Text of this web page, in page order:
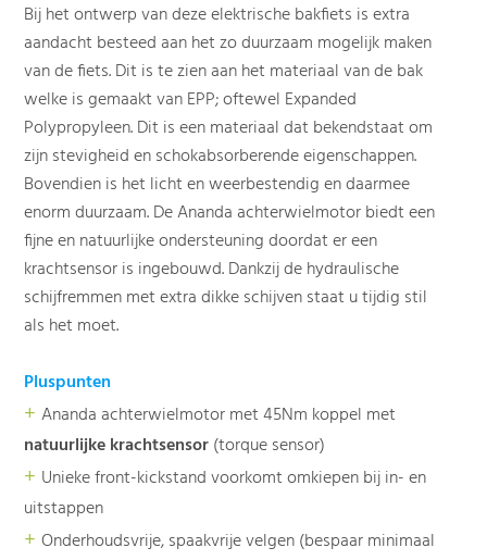
Bij het ontwerp van deze elektrische bakfiets is extra
aandacht besteed aan het zo duurzaam mogelijk maken
van de fiets. Dit is te zien aan het materiaal van de bak
welke is gemaakt van EPP; oftewel Expanded
Polypropyleen. Dit is een materiaal dat bekendstaat om
zijn stevigheid en schokabsorberende eigenschappen.
Bovendien is het licht en weerbestendig en daarmee
enorm duurzaam. De Ananda achterwielmotor biedt een
fijne en natuurlijke ondersteuning doordat er een
krachtsensor is ingebouwd. Dankzij de hydraulische
schijfremmen met extra dikke schijven staat u tijdig stil
als het moet.
Pluspunten
+Ananda achterwielmotor met 45Nm koppel met
natuurlijke krachtsensor(torque sensor)
+ Unieke front-kickstand voorkomt omkiepen bij in- en
uitstappen
+Onderhoudsvrije, spaakvrije velgen (bespaar minimaal